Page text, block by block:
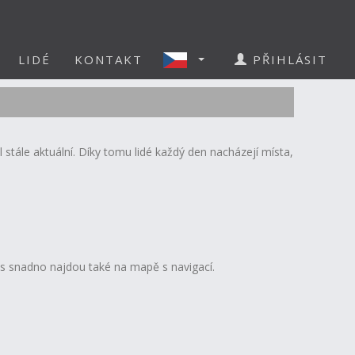
LIDÉ KONTAKT PŘIHLÁSIT
aktuální. Díky tomu lidé každý den nacházejí místa,
najdou také na mapě s navigací.